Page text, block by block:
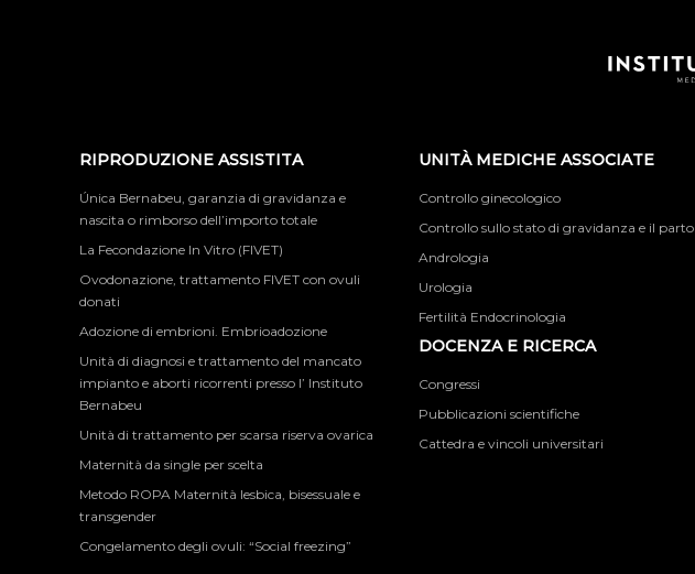
RIPRODUZIONE ASSISTITA
Única Bernabeu, garanzia di gravidanza e
nascita o rimborso dell’importo totale
La Fecondazione In Vitro (FIVET)
Ovodonazione, trattamento FIVET con ovuli
donati
Adozione di embrioni. Embrioadozione
Unità di diagnosi e trattamento del mancato
impianto e aborti ricorrenti presso l’ Instituto
Bernabeu
Unità di trattamento per scarsa riserva ovarica
Maternità da single per scelta
Metodo ROPA Maternità lesbica, bisessuale e
transgender
Congelamento degli ovuli: “Social freezing”
UNITÀ MEDICHE ASSOCIATE
Controllo ginecologico
Controllo sullo stato di gravidanza e il parto
Andrologia
Urologia
Fertilità Endocrinologia
DOCENZA E RICERCA
Congressi
Pubblicazioni scientifiche
Cattedra e vincoli universitari